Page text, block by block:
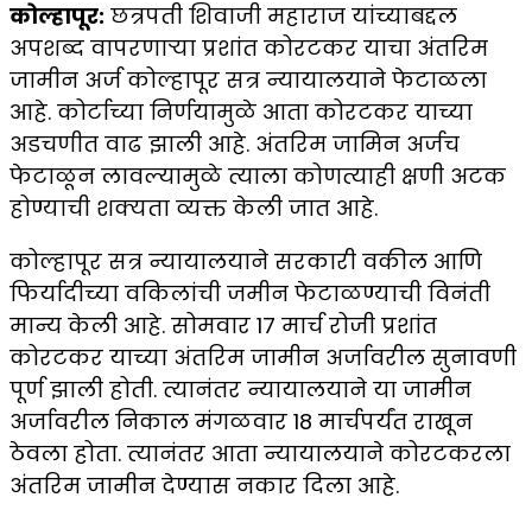
कोल्हापूर: छत्रपती शिवाजी महाराज यांच्याबद्दल
अपशब्द वापरणाऱ्या प्रशांत कोरटकर याचा अंतरिम
जामीन अर्ज कोल्हापूर सत्र न्यायालयाने फेटाळला
आहे. कोर्टाच्या निर्णयामुळे आता कोरटकर याच्या
अडचणीत वाढ झाली आहे. अंतरिम जामिन अर्जच
फेटाळून लावल्यामुळे त्याला कोणत्याही क्षणी अटक
होण्याची शक्यता व्यक्त केली जात आहे.
कोल्हापूर सत्र न्यायालयाने सरकारी वकील आणि
फिर्यादीच्या वकिलांची जमीन फेटाळण्याची विनंती
मान्य केली आहे. सोमवार 17 मार्च रोजी प्रशांत
कोरटकर याच्या अंतरिम जामीन अर्जावरील सुनावणी
पूर्ण झाली होती. त्यानंतर न्यायालयाने या जामीन
अर्जावरील निकाल मंगळवार 18 मार्चपर्यंत राखून
ठेवला होता. त्यानंतर आता न्यायालयाने कोरटकरला
अंतरिम जामीन देण्यास नकार दिला आहे.